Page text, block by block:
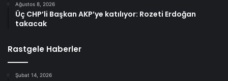
Ağustos 8, 2026
Üç CHP’li Başkan AKP’ye katılıyor: Rozeti Erdoğan
takacak
Rastgele Haberler
Şubat 14, 2026